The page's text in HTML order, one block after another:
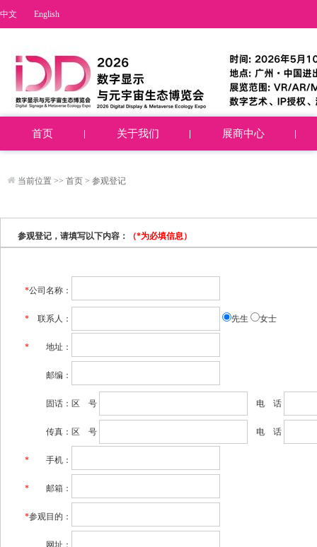
中文 English
首页 关于我们 展商中心
当前位置 >> 首页 > 参观登记
参观登记，请填写以下内容： （*为必填信息）
*公司名称：
* 联系人： 先生 女士
* 地址：
邮编：
固话： 区 号 电 话
传真： 区 号 电 话
* 手机：
* 邮箱：
*参观目的：
网址：